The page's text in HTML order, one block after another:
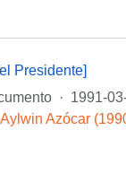
Presidente]
· 1991-
Azócar